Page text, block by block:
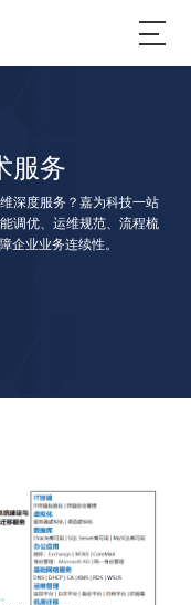
服务
深度服务？嘉为科技一站
调优、运维规范、流程梳
企业业务连续性。